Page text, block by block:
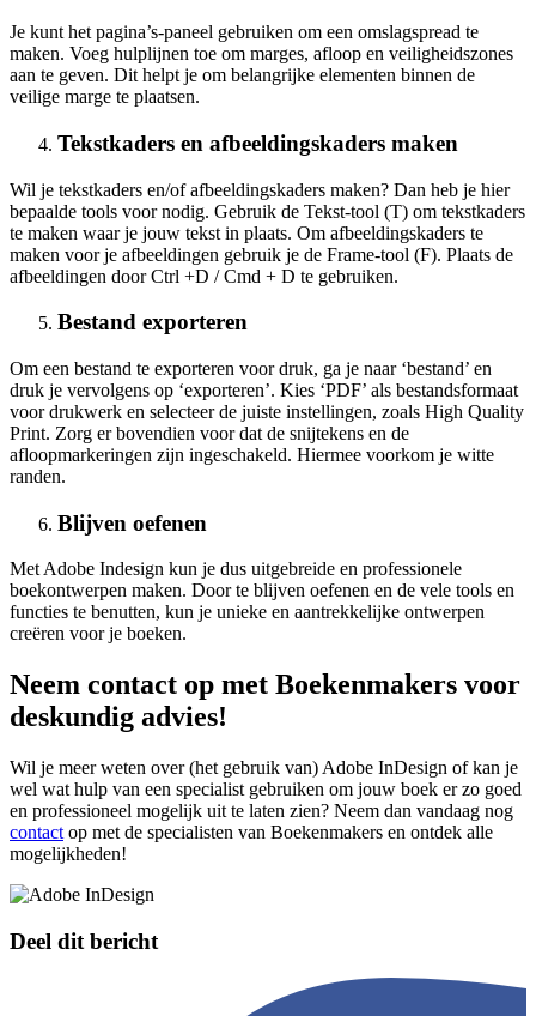
Je kunt het pagina’s-paneel gebruiken om een omslagspread te
maken. Voeg hulplijnen toe om marges, afloop en veiligheidszones
aan te geven. Dit helpt je om belangrijke elementen binnen de
veilige marge te plaatsen.
Tekstkaders en afbeeldingskaders maken
Wil je tekstkaders en/of afbeeldingskaders maken? Dan heb je hier
bepaalde tools voor nodig. Gebruik de Tekst-tool (T) om tekstkaders
te maken waar je jouw tekst in plaats. Om afbeeldingskaders te
maken voor je afbeeldingen gebruik je de Frame-tool (F). Plaats de
afbeeldingen door Ctrl +D / Cmd + D te gebruiken.
Bestand exporteren
Om een bestand te exporteren voor druk, ga je naar ‘bestand’ en
druk je vervolgens op ‘exporteren’. Kies ‘PDF’ als bestandsformaat
voor drukwerk en selecteer de juiste instellingen, zoals High Quality
Print. Zorg er bovendien voor dat de snijtekens en de
afloopmarkeringen zijn ingeschakeld. Hiermee voorkom je witte
randen.
Blijven oefenen
Met Adobe Indesign kun je dus uitgebreide en professionele
boekontwerpen maken. Door te blijven oefenen en de vele tools en
functies te benutten, kun je unieke en aantrekkelijke ontwerpen
creëren voor je boeken.
Neem contact op met Boekenmakers voor
deskundig advies!
Wil je meer weten over (het gebruik van) Adobe InDesign of kan je
wel wat hulp van een specialist gebruiken om jouw boek er zo goed
en professioneel mogelijk uit te laten zien? Neem dan vandaag nog
contact op met de specialisten van Boekenmakers en ontdek alle
mogelijkheden!
Deel dit bericht